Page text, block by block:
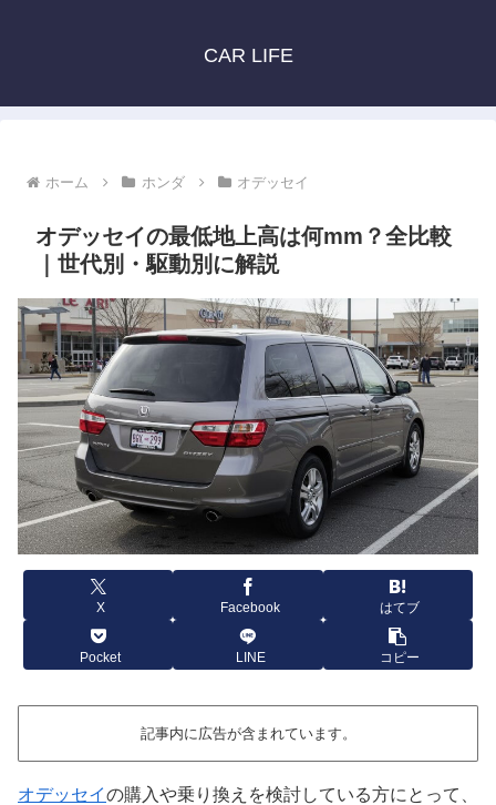
CAR LIFE
ホーム ホンダ オデッセイ
オデッセイの最低地上高は何mm？全比較
｜世代別・駆動別に解説
X Facebook はてブ
Pocket LINE コピー
記事内に広告が含まれています。
オデッセイの購入や乗り換えを検討している方にとって、